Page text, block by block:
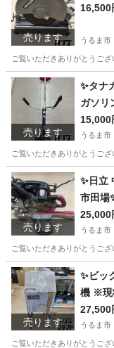
売ります
16,500
うるま市
ご覧いただきありがとうご
沖縄 うるま市 その
売ります
✨タナ
ガソリ
15,000
うるま市
ご覧いただきありがとうご
沖縄 うるま市 その
売ります
✨日立
市田場
25,000
うるま市
ご覧いただきありがとうご
沖縄 うるま市 その
売ります
✨ビッ
機 ※現
27,500
うるま市
ご覧いただきありがとうご